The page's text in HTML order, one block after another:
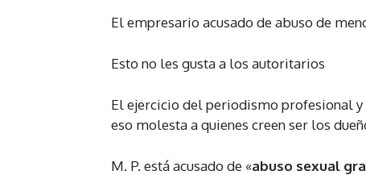
El empresario acusado de abuso de
Esto no les gusta a los autoritarios
El ejercicio del periodismo profesional
eso molesta a quienes creen ser los
M. P. está acusado de «abuso sexual